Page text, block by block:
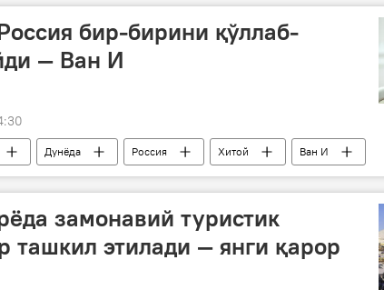
бир-бирини қўллаб-
— Ван И
Дунёда Россия Хитой Ван И
замонавий туристик
ташкил этилади — янги қарор